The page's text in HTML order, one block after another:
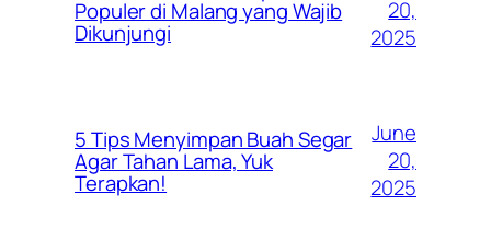
Populer di Malang yang Wajib
Dikunjungi
20,
2025
5 Tips Menyimpan Buah Segar
Agar Tahan Lama, Yuk
Terapkan!
June
20,
2025